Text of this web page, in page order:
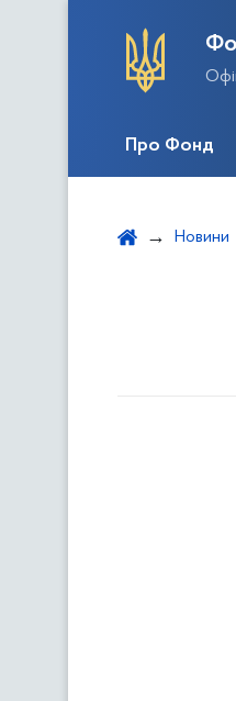
Про Фонд
Новини